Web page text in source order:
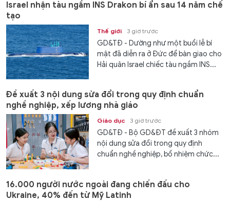
Israel nhận tàu ngầm INS Drakon bí ẩn sau 14 năm chế
tạo
Thế giới 3 giờ trước
GD&TĐ - Dường như một buổi lễ bí
mật đã diễn ra ở Đức để bàn giao cho
Hải quân Israel chiếc tàu ngầm INS...
Đề xuất 3 nội dung sửa đổi trong quy định chuẩn
nghề nghiệp, xếp lương nhà giáo
Giáo dục 3 giờ trước
GD&TĐ - Bộ GD&ĐT đề xuất 3 nhóm
nội dung sửa đổi trong quy định
chuẩn nghề nghiệp, bổ nhiệm chức...
16.000 người nước ngoài đang chiến đấu cho
Ukraine, 40% đến từ Mỹ Latinh